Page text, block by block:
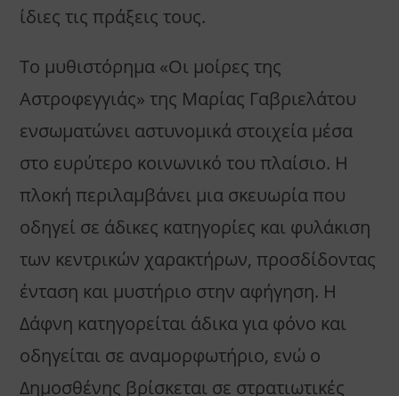
ίδιες τις πράξεις τους.
Το μυθιστόρημα «Οι μοίρες της
Αστροφεγγιάς» της Μαρίας Γαβριελάτου
ενσωματώνει αστυνομικά στοιχεία μέσα
στο ευρύτερο κοινωνικό του πλαίσιο. Η
πλοκή περιλαμβάνει μια σκευωρία που
οδηγεί σε άδικες κατηγορίες και φυλάκιση
των κεντρικών χαρακτήρων, προσδίδοντας
ένταση και μυστήριο στην αφήγηση. Η
Δάφνη κατηγορείται άδικα για φόνο και
οδηγείται σε αναμορφωτήριο, ενώ ο
Δημοσθένης βρίσκεται σε στρατιωτικές